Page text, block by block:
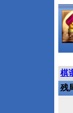
棋
残